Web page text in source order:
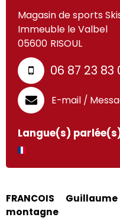
Magasin de sports
Immeuble le Valbel
05600 RISOUL
06 87 23 83
E-mail /
Langue(s)
FRANCOIS
montagne